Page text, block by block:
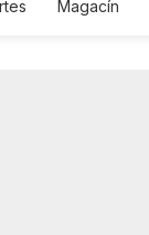
Magacín